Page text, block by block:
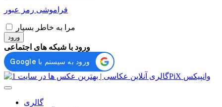
فراموشی رمز عبور
مرا به خاطر بسپار
ورود
ورود با شبکه های اجتماعی
گالری